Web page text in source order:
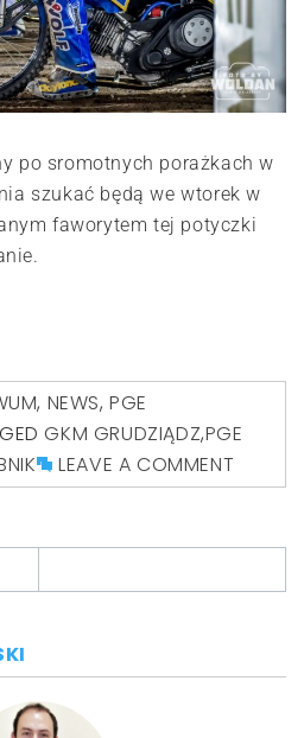
po sromotnych porażkach w
szukać będą we wtorek w
faworytem tej potyczki
, NEWS,PGE
GKM GRUDZIĄDZ,PGE
LEAVE A COMMENT